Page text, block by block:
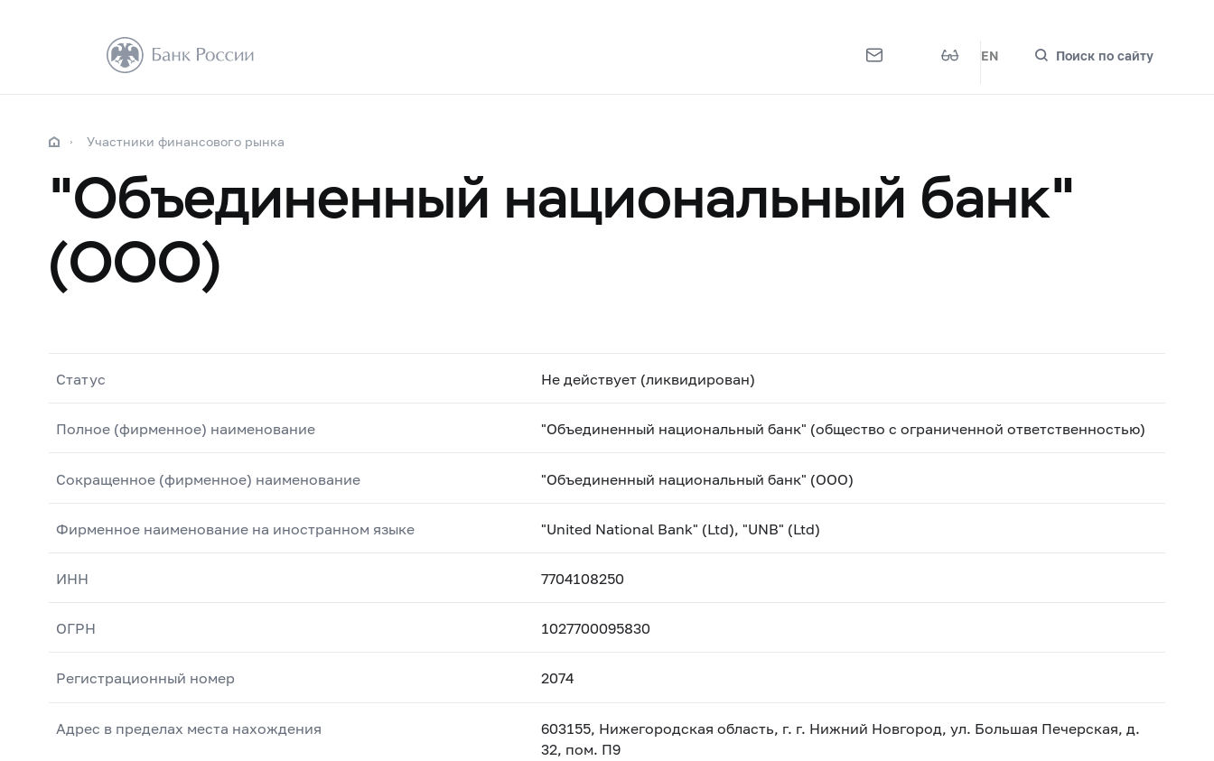
EN Поиск по сайту
Участники финансового рынка
"Объединенный национальный банк"
(ООО)
Статус Не действует (ликвидирован)
Полное (фирменное) наименование "Объединенный национальный банк" (общество с ограниченной ответственностью)
Сокращенное (фирменное) наименование "Объединенный национальный банк" (ООО)
Фирменное наименование на иностранном языке "United National Bank" (Ltd), "UNB" (Ltd)
ИНН 7704108250
ОГРН 1027700095830
Регистрационный номер 2074
Адрес в пределах места нахождения
603155, Нижегородская область, г. г. Нижний Новгород, ул. Большая Печерская, д.
32, пом. П9